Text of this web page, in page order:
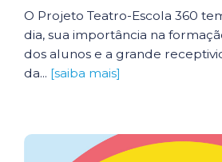
O Projeto Teatro-Escola 360
dia, sua importância na
dos alunos e a grande
da... [saiba mais]